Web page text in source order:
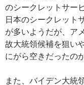
のシークレットサー
日本のシークレット
が多いようだが、ア
故大統領候補を狙い
にがら空きだったの
また、バイデン大統